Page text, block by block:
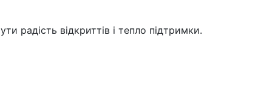
радість відкриттів і тепло підтримки.